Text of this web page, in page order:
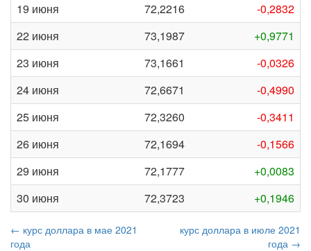
19 июня
72,2216
-0,2832
22 июня
73,1987
+0,9771
23 июня
73,1661
-0,0326
24 июня
72,6671
-0,4990
25 июня
72,3260
-0,3411
26 июня
72,1694
-0,1566
29 июня
72,1777
+0,0083
30 июня
72,3723 +0,1946
← курс доллара в мае 2021
года
курс доллара в июле 2021
года →